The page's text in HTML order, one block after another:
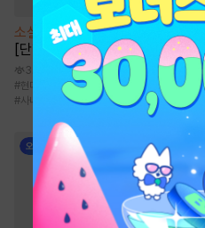
소설
팀장 오빠와 회의실에서
[단행본]
3.6천
#현대물 몸정>맘정
쾌활발랄녀
#사내연애 #계략남